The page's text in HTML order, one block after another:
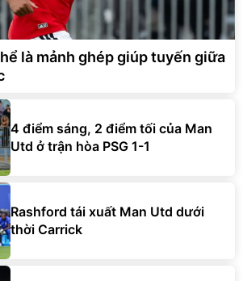
là mảnh ghép giúp tuyến giữa
4 điểm sáng, 2 điểm tối của Man
Utd ở trận hòa PSG 1-1
Rashford tái xuất Man Utd dưới
thời Carrick